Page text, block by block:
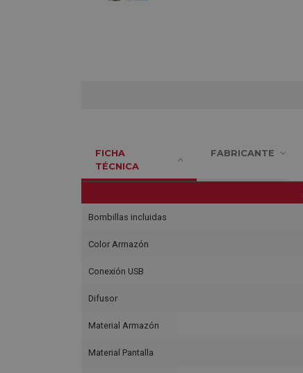
FICHA
TÉCNICA
FABRICANTE
Bombillas incluidas
Color Armazón
Conexión USB
Difusor
Material Armazón
Material Pantalla